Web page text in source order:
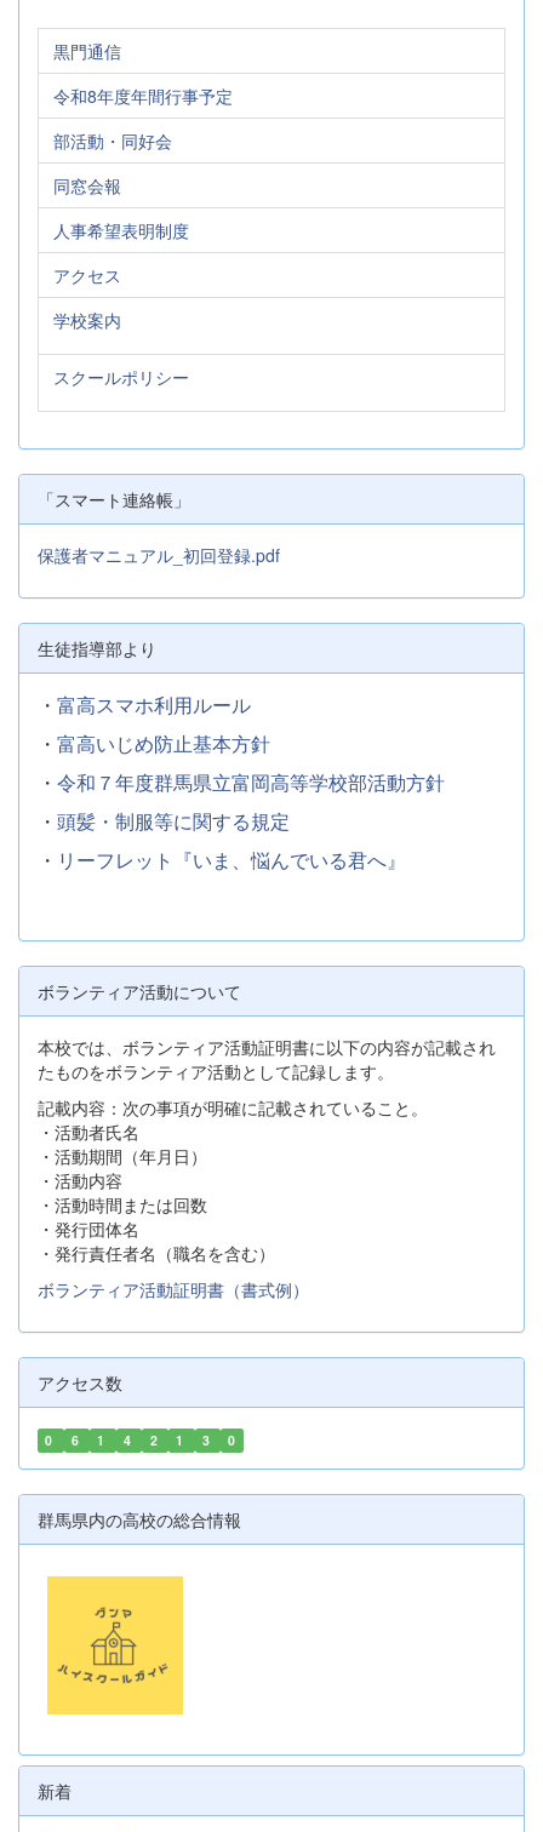
黒門通信
令和8年度年間行事予定
部活動・同好会
同窓会報
人事希望表明制度
アクセス
学校案内
スクールポリシー
「スマート連絡帳」
保護者マニュアル_初回登録.pdf
生徒指導部より
・ 富高スマホ利用ルール
・ 富高いじめ防止基本方針
・ 令和７年度群馬県立富岡高等学校部活動方針
・ 頭髪・制服等に関する規定
・ リーフレット『いま、悩んでいる君へ』
ボランティア活動について
本校では、ボランティア活動証明書に以下の内容が記載され
たものをボランティア活動として記録します。
記載内容：次の事項が明確に記載されていること。
・活動者氏名
・活動期間（年月日）
・活動内容
・活動時間または回数
・発行団体名
・発行責任者名（職名を含む）
ボランティア活動証明書（書式例）
アクセス数
0 6 1 4 2 1 3 0
群馬県内の高校の総合情報
新着